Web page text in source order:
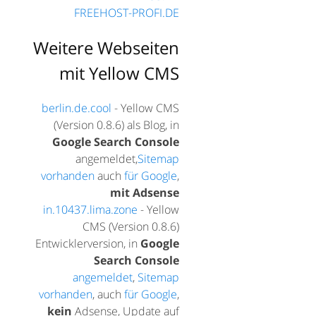
FREEHOST-PROFI.DE
Weitere Webseiten
mit Yellow CMS
berlin.de.cool - Yellow CMS
(Version 0.8.6) als Blog, in
Google Search Console
angemeldet,Sitemap
vorhandenauch für Google,
mit Adsense
in.10437.lima.zone - Yellow
CMS (Version 0.8.6)
Entwicklerversion, in Google
Search Console
angemeldet, Sitemap
vorhanden, auch für Google,
kein Adsense, Update auf